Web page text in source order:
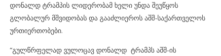
დონალდ ტრამპის ლიდერობამ ხელი უნდა შეუწყოს
გლობალურ მშვიდობას და გააძლიეროს აშშ-საქართველოს
ურთიერთობები.
“გულწრფელად ვულოცავ დონალდ ტრამპს აშშ-ის